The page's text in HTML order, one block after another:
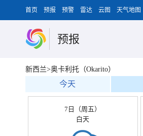
首页 预报 预警 雷达 云图 天气地图
预报
新西兰>奥卡利托（Okarito）
今天
7日（周五）
白天